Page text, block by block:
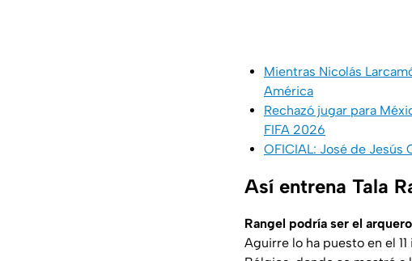
Mientras Nicolás
América
Rechazó jugar para
FIFA 2026
OFICIAL: José de Jesús
Así entrena Tala
Rangel podría ser el
Aguirre lo ha puesto en el